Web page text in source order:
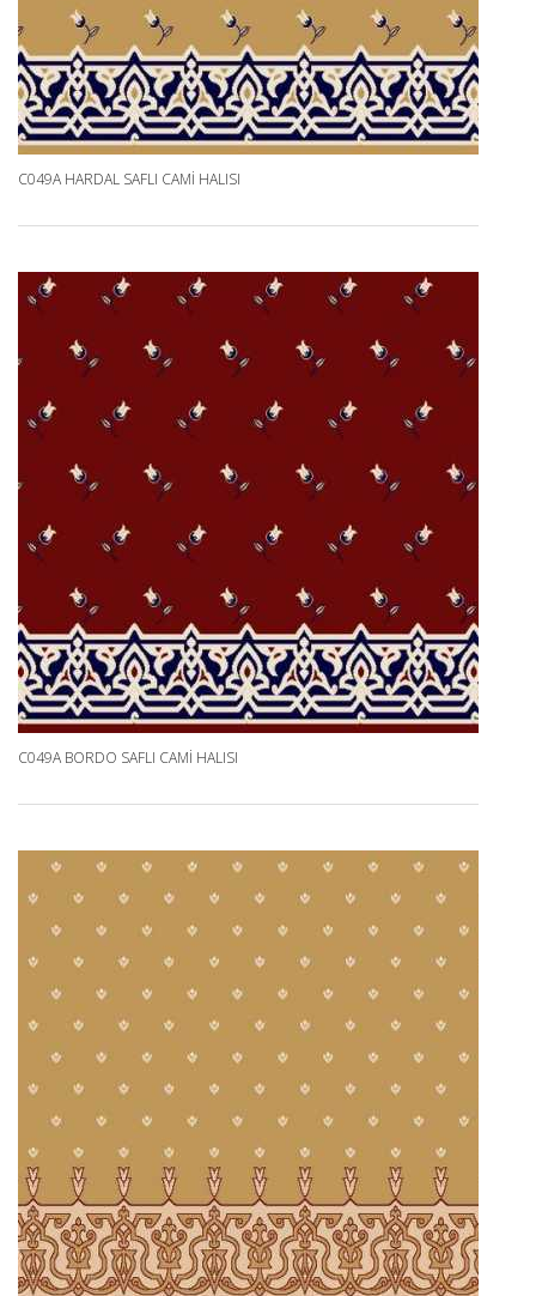
C049A HARDAL SAFLI CAMI HALISI
C049A BORDO SAFLI CAMI HALISI